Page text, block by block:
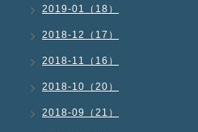
2019-01（18）
2018-12（17）
2018-11（16）
2018-10（20）
2018-09（21）